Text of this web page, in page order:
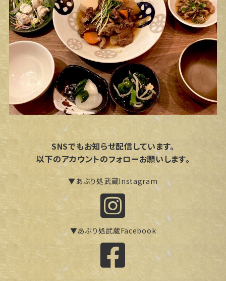
SNSでもお知らせ配信しています。
以下のアカウントのフォローお願いします。
▼あぶり処武蔵Instagram
▼あぶり処武蔵Facebook